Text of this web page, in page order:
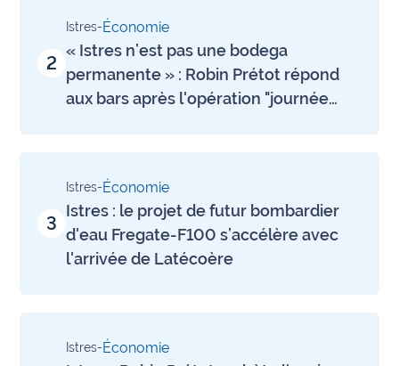
L'anecdote
de Jeff
Coachs
Maritima
2
Istres-Économie
« Istres n’est pas une bodega
permanente » : Robin Prétot répond
aux bars après l'opération "journée
3
Istres-Économie
Istres : le projet de futur bombardier
d'eau Fregate-F100 s’accélère avec
l'arrivée de Latécoère
Istres-Économie